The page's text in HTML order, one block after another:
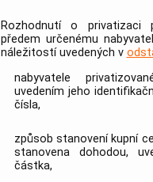
Rozhodnutí o privatizaci
předem určenému
náležitostí uvedených v
nabyvatele
uvedením jeho
čísla,
způsob stanovení kupní
stanovena dohodou,
částka,